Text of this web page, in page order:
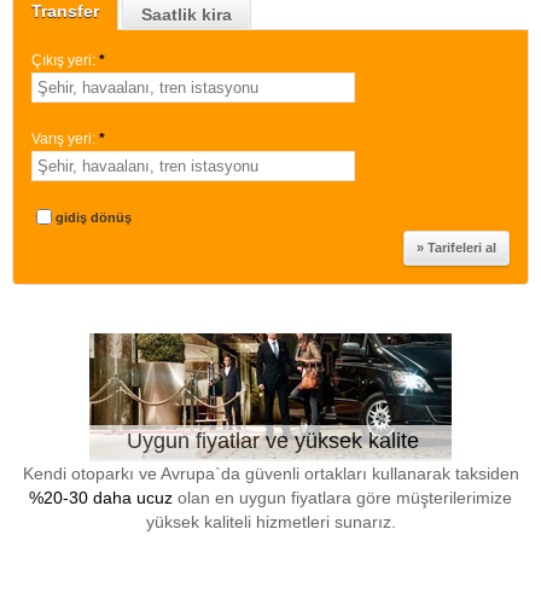
Transfer Saatlik kira
Çıkış yeri: *
Varış yeri: *
gidiş dönüş
Uygun fiyatlar ve yüksek kalite
Kendi otoparkı ve Avrupa`da güvenli ortakları kullanarak taksiden
%20-30 daha ucuz olan en uygun fiyatlara göre müşterilerimize
yüksek kaliteli hizmetleri sunarız.